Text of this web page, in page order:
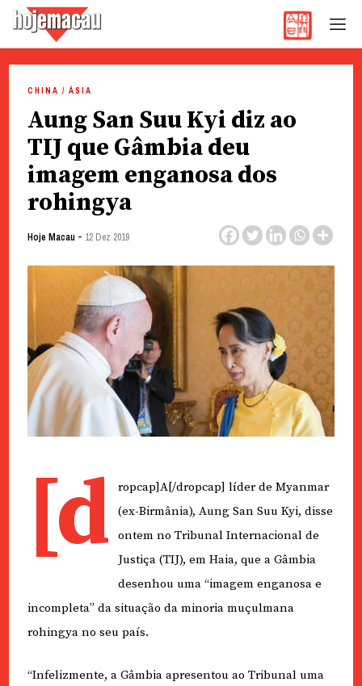
content
CHINA / ÁSIA
Aung San Suu Kyi diz ao
TIJ que Gâmbia deu
imagem enganosa dos
rohingya
Hoje Macau - 12 Dez 2019
[d
ropcap]A[/dropcap] líder de Myanmar
(ex-Birmânia), Aung San Suu Kyi, disse
ontem no Tribunal Internacional de
Justiça (TIJ), em Haia, que a Gâmbia
desenhou uma “imagem enganosa e
incompleta” da situação da minoria muçulmana
rohingya no seu país.
“Infelizmente, a Gâmbia apresentou ao Tribunal uma